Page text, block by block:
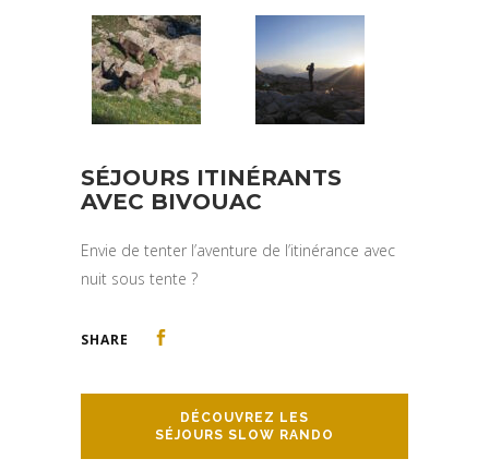
SÉJOURS ITINÉRANTS
AVEC BIVOUAC
Envie de tenter l’aventure de l’itinérance avec
nuit sous tente ?
SHARE
DÉCOUVREZ LES
SÉJOURS SLOW RANDO